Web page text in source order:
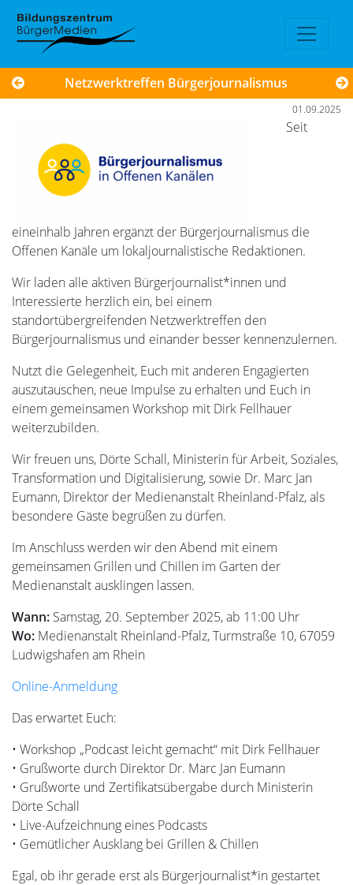
Netzwerktreffen Bürgerjournalismus
01.09.2025
Seit
eineinhalb Jahren ergänzt der Bürgerjournalismus die
Offenen Kanäle um lokaljournalistische Redaktionen.
Wir laden alle aktiven Bürgerjournalist*innen und
Interessierte herzlich ein, bei einem
standortübergreifenden Netzwerktreffen den
Bürgerjournalismus und einander besser kennenzulernen.
Nutzt die Gelegenheit, Euch mit anderen Engagierten
auszutauschen, neue Impulse zu erhalten und Euch in
einem gemeinsamen Workshop mit Dirk Fellhauer
weiterzubilden.
Wir freuen uns, Dörte Schall, Ministerin für Arbeit, Soziales,
Transformation und Digitalisierung, sowie Dr. Marc Jan
Eumann, Direktor der Medienanstalt Rheinland-Pfalz, als
besondere Gäste begrüßen zu dürfen.
Im Anschluss werden wir den Abend mit einem
gemeinsamen Grillen und Chillen im Garten der
Medienanstalt ausklingen lassen.
Wann: Samstag, 20. September 2025, ab 11:00 Uhr
Wo: Medienanstalt Rheinland-Pfalz, Turmstraße 10, 67059
Ludwigshafen am Rhein
Online-Anmeldung
Das erwartet Euch:
• Workshop „Podcast leicht gemacht“ mit Dirk Fellhauer
• Grußworte durch Direktor Dr. Marc Jan Eumann
• Grußworte und Zertifikatsübergabe durch Ministerin
Dörte Schall
• Live-Aufzeichnung eines Podcasts
• Gemütlicher Ausklang bei Grillen & Chillen
Egal, ob ihr gerade erst als Bürgerjournalist*in gestartet